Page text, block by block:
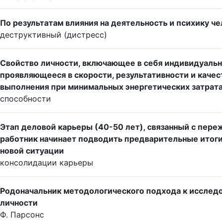
По результатам влияния на деятельность и психику
деструктивный (дистресс)
Свойство личности, включающее в себя
проявляющееся в скорости, результативности и
выполнения при минимальных энергетических
способности
Этап деловой карьеры (40-50 лет), связанный с
работник начинает подводить предварительные
новой ситуации
консолидации карьеры
Родоначальник методологического подхода к
личности
Ф. Парсонс